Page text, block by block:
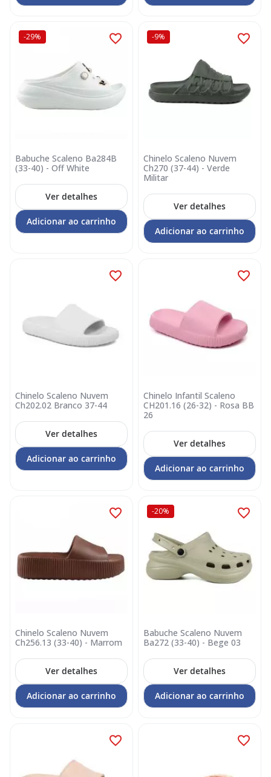
-29%
Babuche Scaleno Ba284B
(33-40) - Off White
Ver detalhes
Adicionar ao carrinho
-9%
Chinelo Scaleno Nuvem
Ch270 (37-44) - Verde
Militar
Ver detalhes
Adicionar ao carrinho
Chinelo Scaleno Nuvem
Ch202.02 Branco 37-44
Ver detalhes
Adicionar ao carrinho
Chinelo Infantil Scaleno
CH201.16 (26-32) - Rosa BB
26
Ver detalhes
Adicionar ao carrinho
Chinelo Scaleno Nuvem
Ch256.13 (33-40) - Marrom
Ver detalhes
Adicionar ao carrinho
-20%
Babuche Scaleno Nuvem
Ba272 (33-40) - Bege 03
Ver detalhes
Adicionar ao carrinho